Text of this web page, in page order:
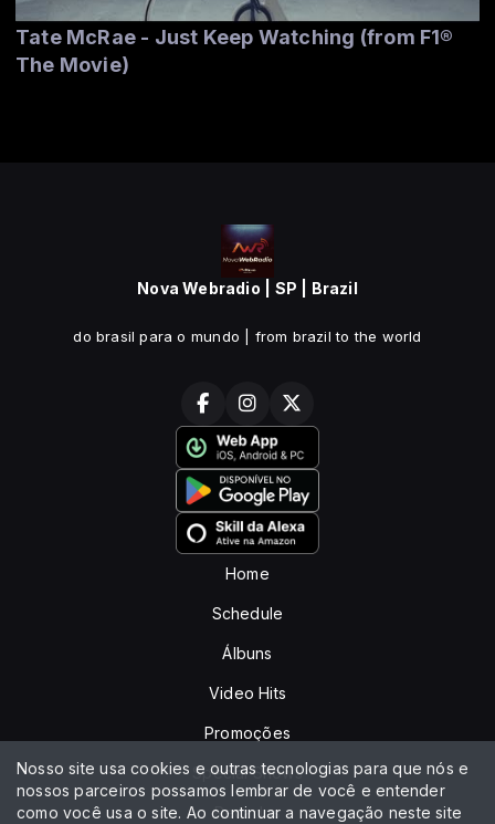
Tate McRae - Just Keep Watching (from F1®
The Movie)
Nova Webradio | SP | Brazil
do brasil para o mundo | from brazil to the world
Home
Schedule
Álbuns
Video Hits
Promoções
Special Shows
Recados
Nosso site usa cookies e outras tecnologias para que nós e
nossos parceiros possamos lembrar de você e entender
como você usa o site. Ao continuar a navegação neste site